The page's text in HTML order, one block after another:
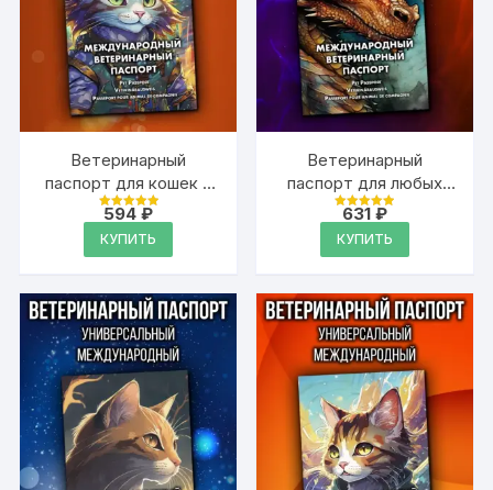
Ветеринарный
паспорт для кошек и
собак
международный
Оценка
из 5
594₽
КУПИТЬ
Ветеринарный
паспорт для любых
домашних животных
Оценка
из 5
631 ₽
КУПИТЬ